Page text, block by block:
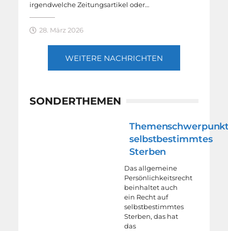
irgendwelche Zeitungsartikel oder…
28. März 2026
WEITERE NACHRICHTEN
SONDERTHEMEN
selbstbestimmtes
Sterben
Das allgemeine
Persönlichkeitsrecht
beinhaltet auch
ein Recht auf
selbstbestimmtes
Sterben, das hat
das